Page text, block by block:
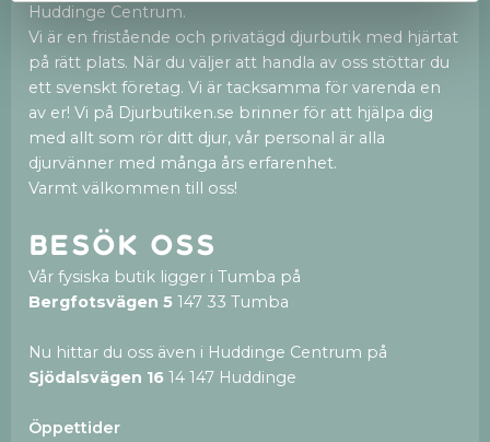
Huddinge Centrum.
Vi är en fristående och privatägd djurbutik med hjärtat
på rätt plats. När du väljer att handla av oss stöttar du
ett svenskt företag. Vi är tacksamma för varenda en
av er! Vi på Djurbutiken.se brinner för att hjälpa dig
med allt som rör ditt djur, vår personal är alla
djurvänner med många års erfarenhet.
Varmt välkommen till oss!
Besök oss
Vår fysiska butik ligger i Tumba på
Bergfotsvägen 5 147 33 Tumba
Nu hittar du oss även i Huddinge Centrum på
Sjödalsvägen 16 14 147 Huddinge
Öppettider